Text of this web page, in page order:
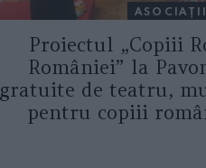
ASOCIAŢII
Proiectul „Copiii
României” la
gratuite de teatru,
pentru copiii